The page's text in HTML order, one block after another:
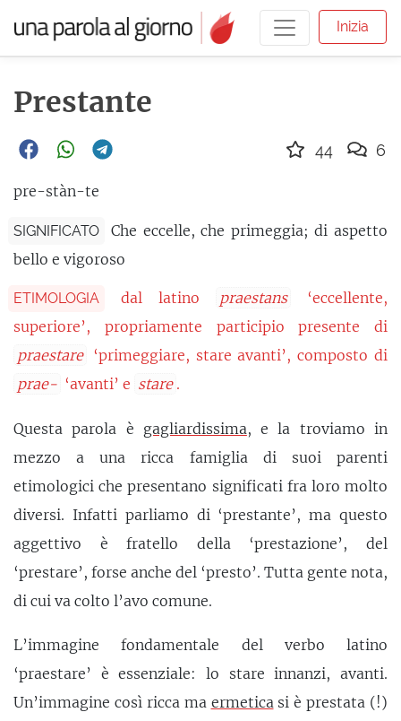
Inizia
Prestante
pre-stàn-te
SIGNIFICATO
Che eccelle, che primeggia; di aspetto
bello e vigoroso
ETIMOLOGIA dal latino praestans
‘eccellente,
superiore’, propriamente participio presente di
praestare
‘primeggiare, stare avanti’, composto di
prae- ‘avanti’ e stare .
Questa parola è gagliardissima, e la troviamo in
mezzo a una ricca famiglia di suoi parenti
etimologici che presentano significati fra loro molto
diversi. Infatti parliamo di ‘prestante’, ma questo
aggettivo è fratello della ‘prestazione’, del
‘prestare’, forse anche del ‘presto’. Tutta gente nota,
di cui va colto l’avo comune.
L’immagine fondamentale del verbo latino
‘praestare’ è essenziale: lo stare innanzi, avanti.
Un’immagine così ricca ma ermeticasi è prestata (!)
44 6